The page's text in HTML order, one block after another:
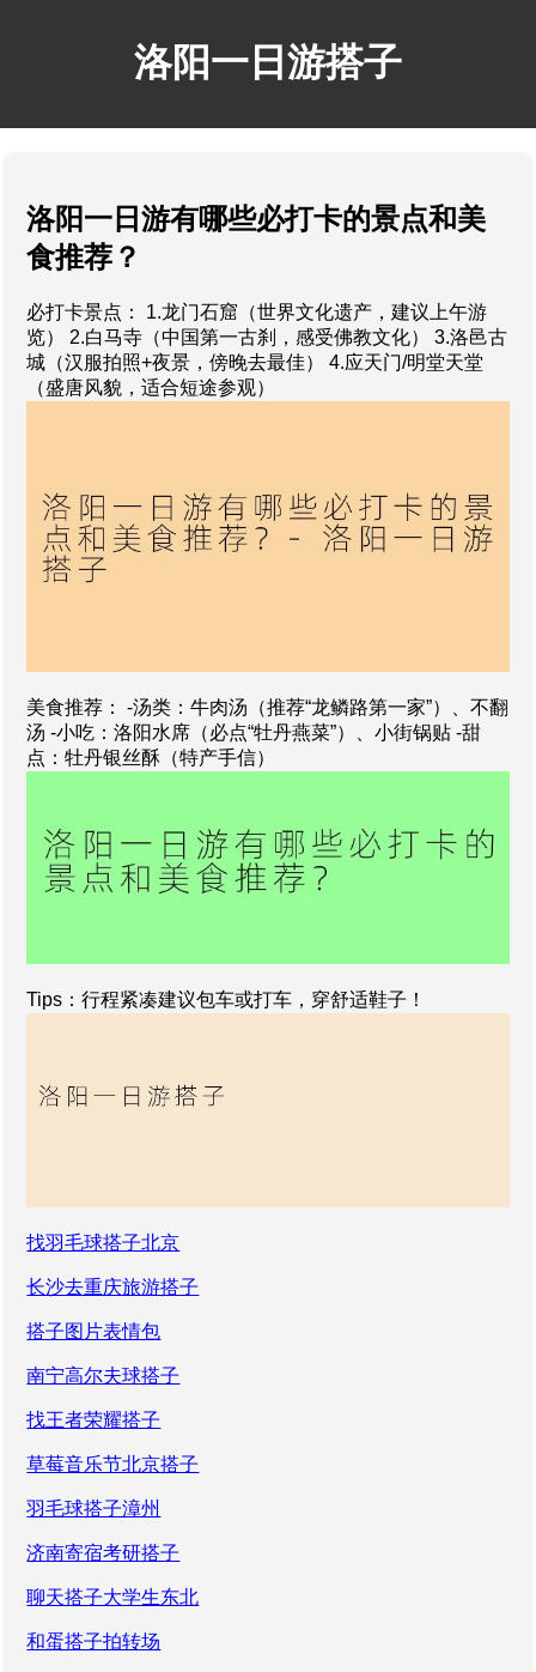
洛阳一日游搭子
洛阳一日游有哪些必打卡的景点和美
食推荐？
必打卡景点： 1.龙门石窟（世界文化遗产，建议上午游
览） 2.白马寺（中国第一古刹，感受佛教文化） 3.洛邑古
城（汉服拍照+夜景，傍晚去最佳） 4.应天门/明堂天堂
（盛唐风貌，适合短途参观）
美食推荐： -汤类：牛肉汤（推荐“龙鳞路第一家”）、不翻
汤 -小吃：洛阳水席（必点“牡丹燕菜”）、小街锅贴 -甜
点：牡丹银丝酥（特产手信）
Tips：行程紧凑建议包车或打车，穿舒适鞋子！
找羽毛球搭子北京
长沙去重庆旅游搭子
搭子图片表情包
南宁高尔夫球搭子
找王者荣耀搭子
草莓音乐节北京搭子
羽毛球搭子漳州
济南寄宿考研搭子
聊天搭子大学生东北
和蛋搭子拍转场